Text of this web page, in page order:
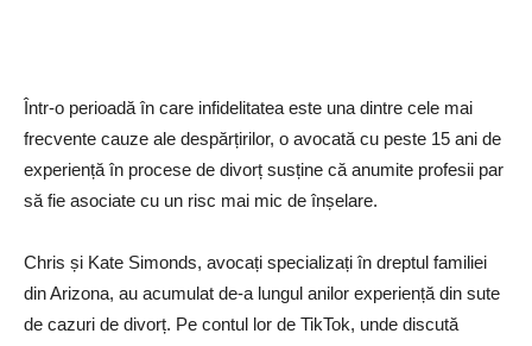
Într-o perioadă în care infidelitatea este una dintre cele mai
frecvente cauze ale despărțirilor, o avocată cu peste 15 ani de
experiență în procese de divorț susține că anumite profesii par
să fie asociate cu un risc mai mic de înșelare.
Chris și Kate Simonds, avocați specializați în dreptul familiei
din Arizona, au acumulat de-a lungul anilor experiență din sute
de cazuri de divorț. Pe contul lor de TikTok, unde discută